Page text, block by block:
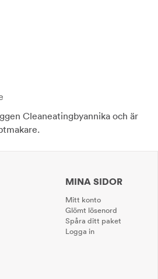
Cleaneatingbyannika och är
MINA SIDOR
Mitt konto
Glömt lösenord
Spåra ditt paket
Logga in